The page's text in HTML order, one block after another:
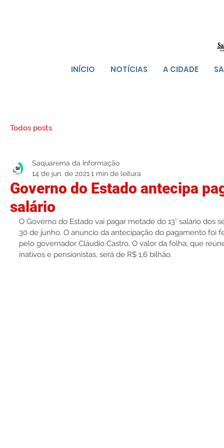
INÍCIO NOTÍCIAS A CIDADE
Todos posts
Governo do Estado antecipa
salário
Saquarema da Informação
14 de jun. de 2021 1 min de leitura
O Governo do Estado vai pagar metade do 13° salário dos
30 de junho. O anúncio da antecipação do pagamento foi
pelo governador Cláudio Castro. O valor da folha, que
inativos e pensionistas, será de R$ 1,6 bilhão.